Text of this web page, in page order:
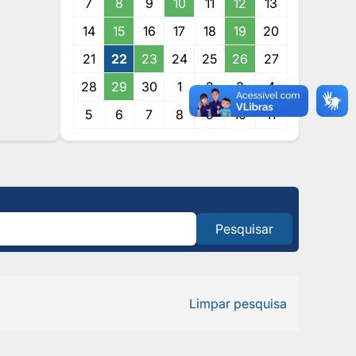
7
8 9 10 11 12
13
14
15 16 17 18 19
20
21
22 23 24 25 26
27
28
29 30 1 2 3
4
5
6 7 8 9 10 11
Pesquisar
Limpar pesquisa